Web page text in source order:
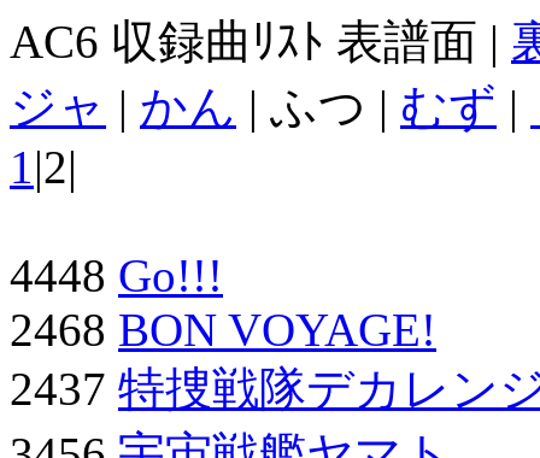
AC6 収録曲ﾘｽﾄ 表譜面 |
ジャ | かん | ふつ | むず |
1|2|
4448 Go!!!
2468 BON VOYAGE!
2437 特捜戦隊デカレン